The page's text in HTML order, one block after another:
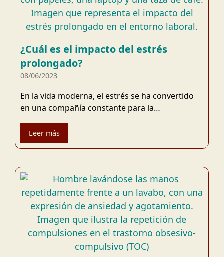
¿Cuál es el impacto del estrés
prolongado?
08/06/2023
En la vida moderna, el estrés se ha convertido
en una compañía constante para la…
Leer más